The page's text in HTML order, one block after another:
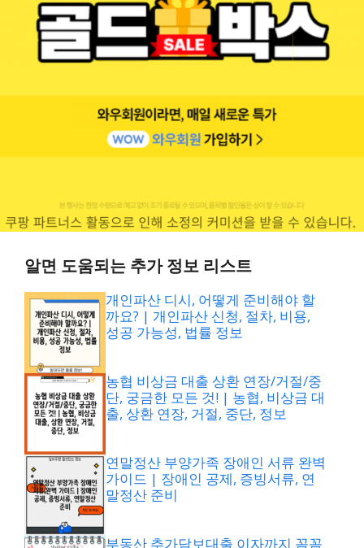
알면 도움되는 추가 정보 리스트
개인파산 디시, 어떻게 준비해야 할
까요? | 개인파산 신청, 절차, 비용,
성공 가능성, 법률 정보
농협 비상금 대출 상환 연장/거절/중
단, 궁금한 모든 것! | 농협, 비상금 대
출, 상환 연장, 거절, 중단, 정보
연말정산 부양가족 장애인 서류 완벽
가이드 | 장애인 공제, 증빙서류, 연
말정산 준비
부동산 추가담보대출 이자까지 꼼꼼